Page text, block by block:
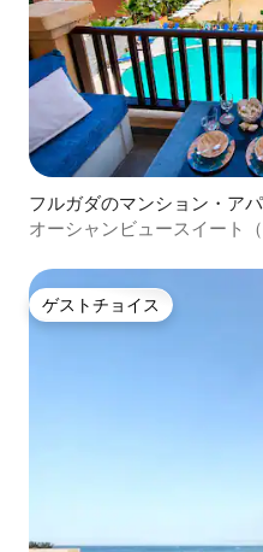
フルガダのマンション・ア
オーシャンビュースイート
ゲストチョイス
ゲストチョイス